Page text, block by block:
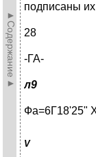
►Содержание►
подписаны
28
-ГА-
л9
Фа=6Г18'25"
V